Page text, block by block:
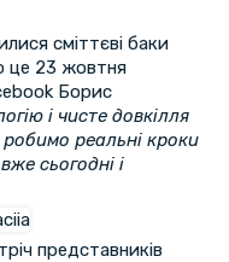
сміттєві баки
це 23 жовтня
Борис
і чисте довкілля
реальні кроки
сьогодні і
представників